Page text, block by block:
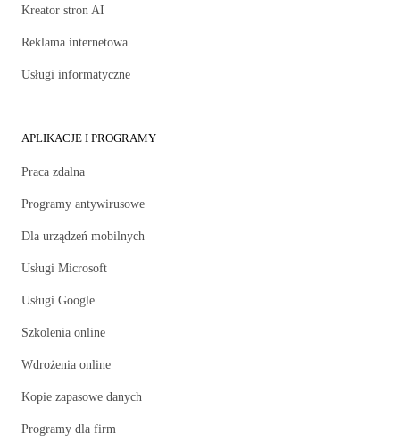
Kreator stron AI
Reklama internetowa
Usługi informatyczne
APLIKACJE I PROGRAMY
Praca zdalna
Programy antywirusowe
Dla urządzeń mobilnych
Usługi Microsoft
Usługi Google
Szkolenia online
Wdrożenia online
Kopie zapasowe danych
Programy dla firm